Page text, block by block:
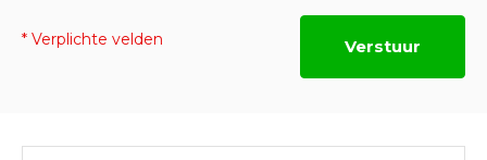
* Verplichte velden Verstuur